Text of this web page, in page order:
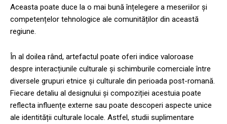
Aceasta poate duce la o mai bună înțelegere a meseriilor și
competențelor tehnologice ale comunităților din această
regiune.
În al doilea rând, artefactul poate oferi indice valoroase
despre interacțiunile culturale și schimburile comerciale între
diversele grupuri etnice și culturale din perioada post-romană.
Fiecare detaliu al designului și compoziției acestuia poate
reflecta influențe externe sau poate descoperi aspecte unice
ale identității culturale locale. Astfel, studii suplimentare